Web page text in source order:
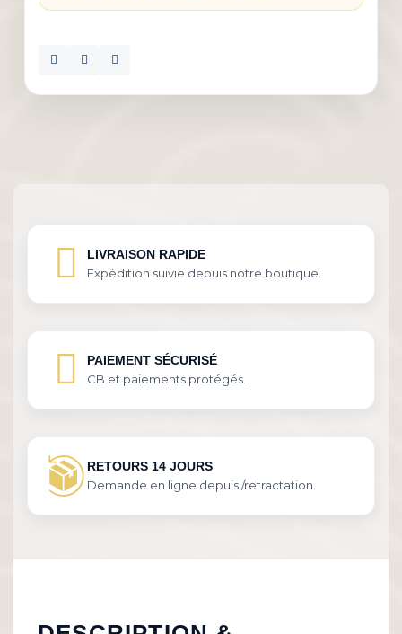
LIVRAISON RAPIDE
Expédition suivie depuis notre boutique.
PAIEMENT SÉCURISÉ
CB et paiements protégés.
RETOURS 14 JOURS
Demande en ligne depuis /retractation.